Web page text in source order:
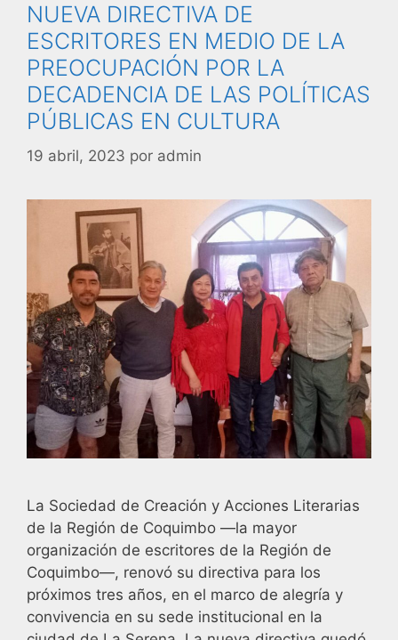
NUEVA DIRECTIVA DE
ESCRITORES EN MEDIO DE LA
PREOCUPACIÓN POR LA
DECADENCIA DE LAS POLÍTICAS
PÚBLICAS EN CULTURA
19 abril, 2023 por admin
La Sociedad de Creación y Acciones Literarias
de la Región de Coquimbo —la mayor
organización de escritores de la Región de
Coquimbo—, renovó su directiva para los
próximos tres años, en el marco de alegría y
convivencia en su sede institucional en la